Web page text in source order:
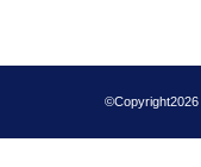
©Copyright2026